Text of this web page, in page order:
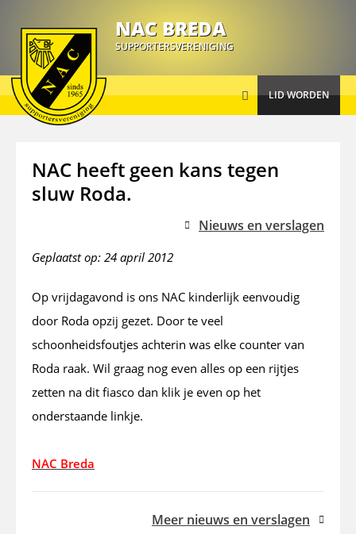
Busreizen
Nieuws
Over ons
Activiteiten
Contact
NAC BREDA
SUPPORTERSVERENIGING
LID WORDEN
NAC heeft geen kans tegen
sluw Roda.
Nieuws en verslagen
Geplaatst op: 24 april 2012
Op vrijdagavond is ons NAC kinderlijk eenvoudig
door Roda opzij gezet. Door te veel
schoonheidsfoutjes achterin was elke counter van
Roda raak. Wil graag nog even alles op een rijtjes
zetten na dit fiasco dan klik je even op het
onderstaande linkje.
NAC Breda
Meer nieuws en verslagen